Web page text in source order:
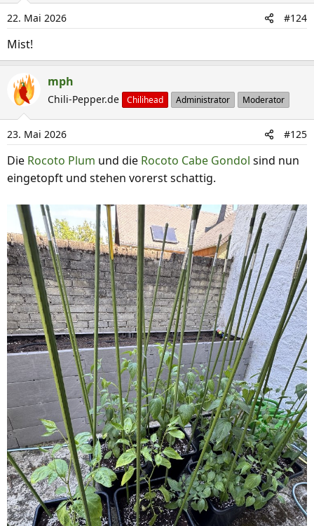
i
o
n
:
22. Mai 2026 #124
Mist!
mph
Chili-Pepper.de Chilihead Administrator Moderator
23. Mai 2026 #125
Die Rocoto Plum und die Rocoto Cabe Gondol sind nun
eingetopft und stehen vorerst schattig.